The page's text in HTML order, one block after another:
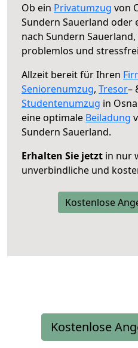
Ob ein Privatumzug von
Sundern Sauerland oder
nach Sundern Sauerland,
problemlos und
Allzeit bereit für Ihren
Seniorenumzug, Tresor–
Studentenumzug in
eine optimale Beiladung
Sundern Sauerland.
Erhalten Sie jetzt in nur
unverbindliche und
Kostenlose
Kostenlose